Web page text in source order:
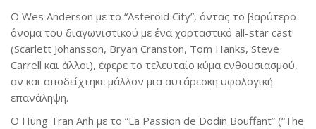
Ο Wes Anderson με το “Asteroid City”, όντας το βαρύτερο
όνομα του διαγωνιστικού με ένα χορταστικό all-star cast
(Scarlett Johansson, Bryan Cranston, Tom Hanks, Steve
Carrell και άλλοι), έφερε το τελευταίο κύμα ενθουσιασμού,
αν και αποδείχτηκε μάλλον μια αυτάρεσκη υφολογική
επανάληψη.
O Hung Tran Anh με το “La Passion de Dodin Bouffant” (“The